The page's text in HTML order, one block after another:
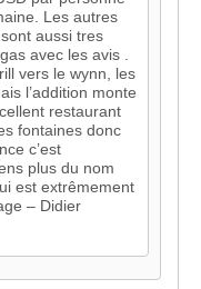
Les autres
aussi tres
avec les avis .
vers le wynn, les
l’addition monte
restaurant
fontaines donc
c’est
plus du nom
est extrêmement
– Didier